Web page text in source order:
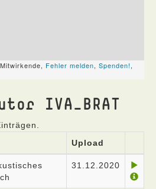
IVA_BRAT
Upload
31.12.2020